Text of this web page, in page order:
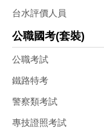
台水評價人員
公職國考(套裝)
公職考試
鐵路特考
警察類考試
專技證照考試